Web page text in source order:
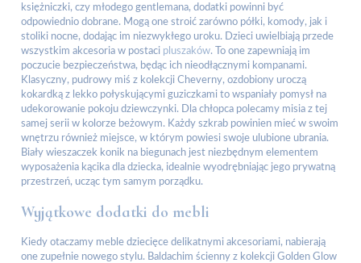
księżniczki, czy młodego gentlemana, dodatki powinni być
odpowiednio dobrane. Mogą one stroić zarówno półki, komody, jak i
stoliki nocne, dodając im niezwykłego uroku. Dzieci uwielbiają przede
wszystkim akcesoria w postaci pluszaków. To one zapewniają im
poczucie bezpieczeństwa, będąc ich nieodłącznymi kompanami.
Klasyczny, pudrowy miś z kolekcji Cheverny, ozdobiony uroczą
kokardką z lekko połyskującymi guziczkami to wspaniały pomysł na
udekorowanie pokoju dziewczynki. Dla chłopca polecamy misia z tej
samej serii w kolorze beżowym. Każdy szkrab powinien mieć w swoim
wnętrzu również miejsce, w którym powiesi swoje ulubione ubrania.
Biały wieszaczek konik na biegunach jest niezbędnym elementem
wyposażenia kącika dla dziecka, idealnie wyodrębniając jego prywatną
przestrzeń, ucząc tym samym porządku.
Wyjątkowe dodatki do mebli
Kiedy otaczamy meble dziecięce delikatnymi akcesoriami, nabierają
one zupełnie nowego stylu. Baldachim ścienny z kolekcji Golden Glow